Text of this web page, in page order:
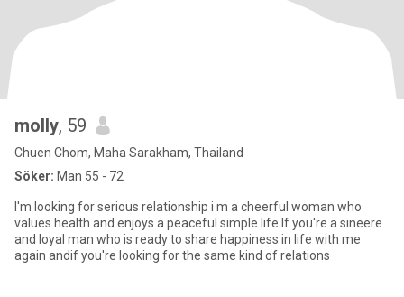
molly, 59
Chuen Chom, Maha Sarakham, Thailand
Söker: Man 55 - 72
I'm looking for serious relationship i m a cheerful woman who
values health and enjoys a peaceful simple life If you're a sineere
and loyal man who is ready to share happiness in life with me
again andif you're looking for the same kind of relations